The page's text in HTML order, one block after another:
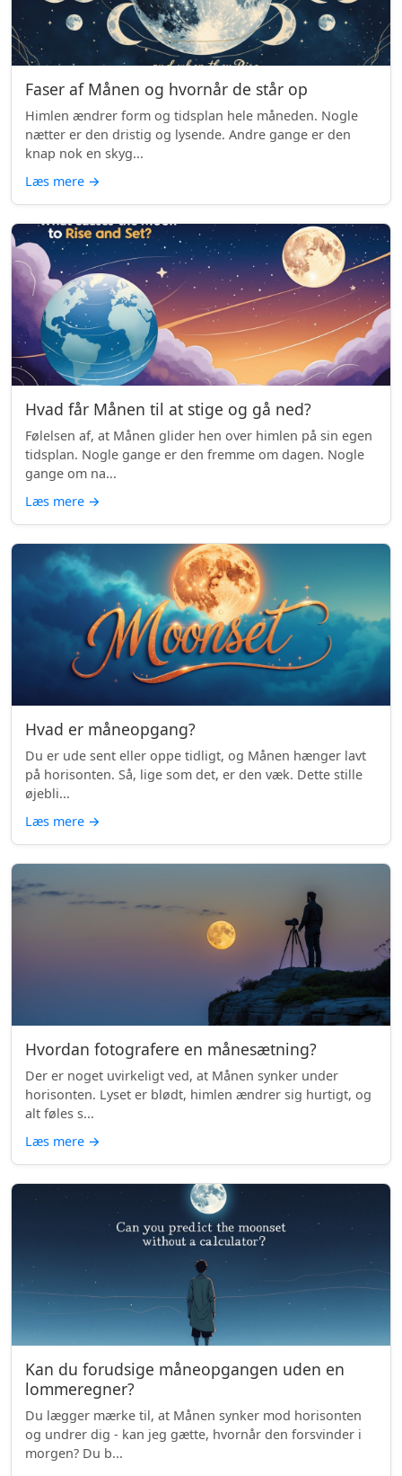
Faser af Månen og hvornår de står op
Himlen ændrer form og tidsplan hele måneden. Nogle
nætter er den dristig og lysende. Andre gange er den
knap nok en skyg...
Læs mere →
Hvad får Månen til at stige og gå ned?
Følelsen af, at Månen glider hen over himlen på sin egen
tidsplan. Nogle gange er den fremme om dagen. Nogle
gange om na...
Læs mere →
Hvad er måneopgang?
Du er ude sent eller oppe tidligt, og Månen hænger lavt
på horisonten. Så, lige som det, er den væk. Dette stille
øjebli...
Læs mere →
Hvordan fotografere en månesætning?
Der er noget uvirkeligt ved, at Månen synker under
horisonten. Lyset er blødt, himlen ændrer sig hurtigt, og
alt føles s...
Læs mere →
Kan du forudsige måneopgangen uden en
lommeregner?
Du lægger mærke til, at Månen synker mod horisonten
og undrer dig - kan jeg gætte, hvornår den forsvinder i
morgen? Du b...